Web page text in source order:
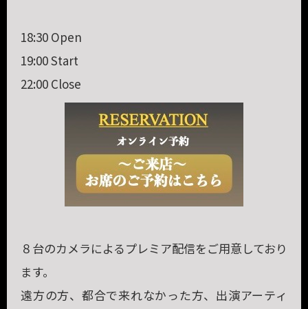
18:30 Open
19:00 Start
22:00 Close
８台のカメラによるプレミア配信をご用意しており
ます。
遠方の方、都合で来れなかった方、出演アーティ